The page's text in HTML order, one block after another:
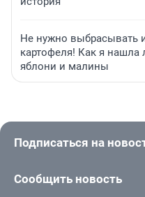
Не нужно выбрасывать
картофеля! Как я нашла
яблони и малины
Подписаться на
Сообщить новость